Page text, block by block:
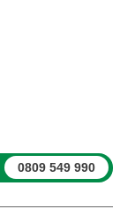
0809 549 990